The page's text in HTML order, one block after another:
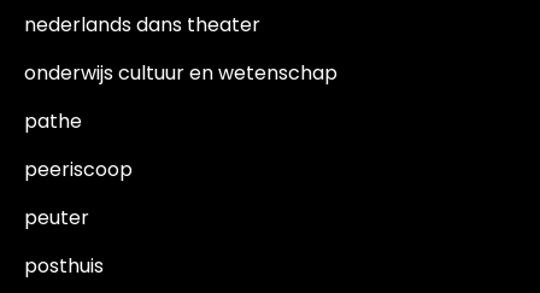
nederlands dans theater
onderwijs cultuur en wetenschap
pathe
peeriscoop
peuter
posthuis